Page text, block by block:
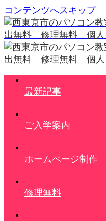
コンテンツへスキップ
最新記事
ご入学案内
ホームページ制作
修理無料